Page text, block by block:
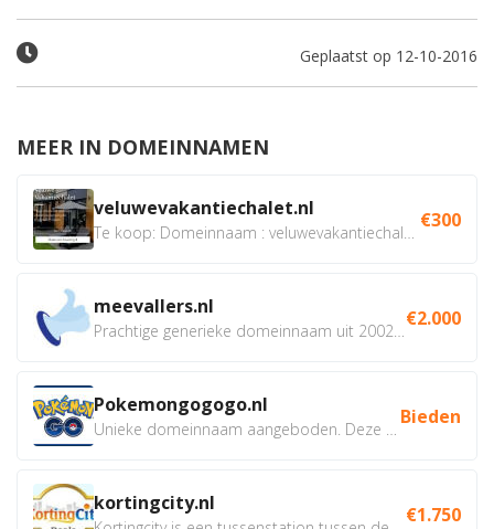
Geplaatst op 12-10-2016
MEER IN DOMEINNAMEN
veluwevakantiechalet.nl €300
meevallers.nl €2.000
Pokemongogogo.nl Bieden
kortingcity.nl €1.750